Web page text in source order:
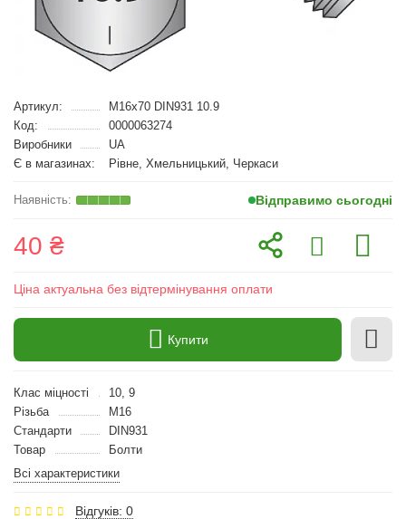
Артикул:
M16x70 DIN931 10.9
Код:
0000063274
Виробники
UA
Є в магазинах:
Рівне, Хмельницький, Черкаси
Відправимо сьогодні
40 ₴
Ціна актуальна без відтермінування оплати
Купити
Клас міцності
10, 9
Різьба
M16
Стандарти
DIN931
Товар
Болти
Всі характеристики
Відгуків: 0